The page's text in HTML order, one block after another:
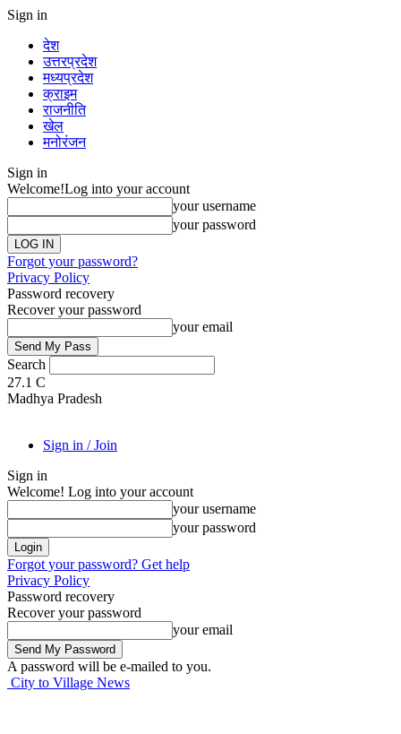
Sign in
देश
उत्तरप्रदेश
मध्यप्रदेश
क्राइम
राजनीति
खेल
मनोरंजन
Sign in
Welcome!Log into your account
your username
your password
Forgot your password?
Privacy Policy
Password recovery
Recover your password
your email
Search
27.1 C
Madhya Pradesh
Sign in / Join
Sign in
Welcome! Log into your account
your username
your password
Forgot your password? Get help
Privacy Policy
Password recovery
Recover your password
your email
A password will be e-mailed to you.
City to Village News